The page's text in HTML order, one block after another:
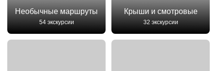
Необычные маршруты
54 экскурсии
Крыши и смотровые
32 экскурсии